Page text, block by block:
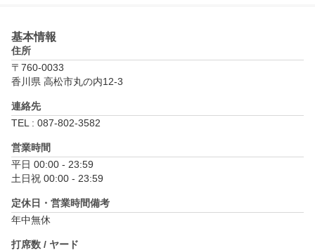
基本情報
住所
〒760-0033
香川県 高松市丸の内12-3
連絡先
TEL : 087-802-3582
営業時間
平日 00:00 - 23:59
土日祝 00:00 - 23:59
定休日・営業時間備考
年中無休
打席数 / ヤード